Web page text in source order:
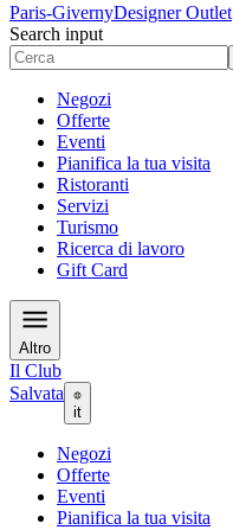
Paris-GivernyDesigner Outlet
Search input
Negozi
Offerte
Eventi
Pianifica la tua visita
Ristoranti
Servizi
Turismo
Ricerca di lavoro
Gift Card
Altro
Il Club
Salvata
it
Negozi
Offerte
Eventi
Pianifica la tua visita